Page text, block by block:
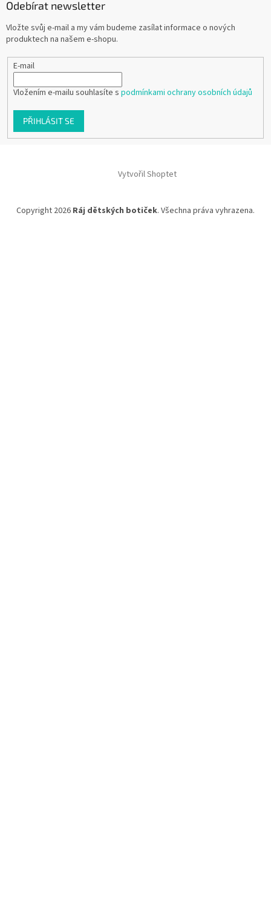
Odebírat newsletter
Vložte svůj e-mail a my vám budeme zasílat informace o nových
produktech na našem e-shopu.
E-mail
Vložením e-mailu souhlasíte s podmínkami ochrany osobních údajů
PŘIHLÁSIT SE
Vytvořil Shoptet
Copyright 2026 Ráj dětských botiček. Všechna práva vyhrazena.